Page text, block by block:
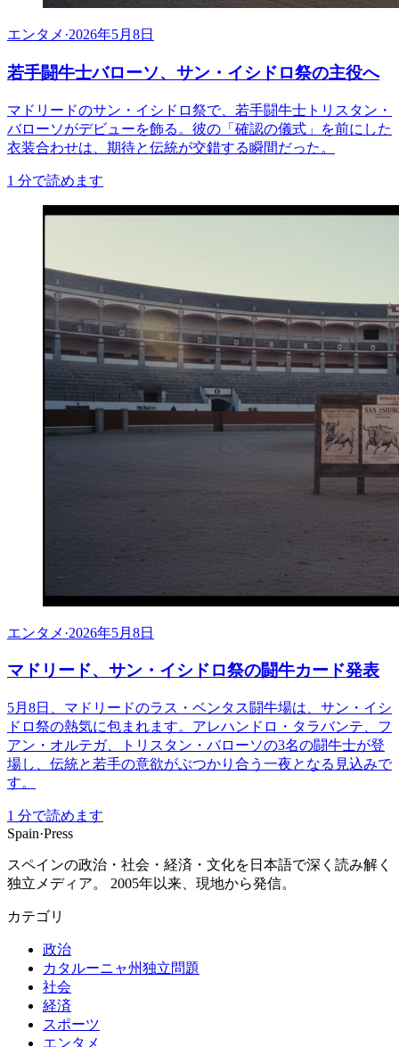
エンタメ ·2026年5月8日
若手闘牛士バローソ、サン・イシドロ祭の主役へ
マドリードのサン・イシドロ祭で、若手闘牛士トリスタン・
バローソがデビューを飾る。彼の「確認の儀式」を前にした
衣装合わせは、期待と伝統が交錯する瞬間だった。
1 分で読めます
エンタメ ·2026年5月8日
マドリード、サン・イシドロ祭の闘牛カード発表
5月8日、マドリードのラス・ベンタス闘牛場は、サン・イシ
ドロ祭の熱気に包まれます。アレハンドロ・タラバンテ、フ
アン・オルテガ、トリスタン・バローソの3名の闘牛士が登
場し、伝統と若手の意欲がぶつかり合う一夜となる見込みで
す。
1 分で読めます
Spain·Press
スペインの政治・社会・経済・文化を日本語で深く読み解く
独立メディア。 2005年以来、現地から発信。
カテゴリ
政治
カタルーニャ州独立問題
社会
経済
スポーツ
エンタメ